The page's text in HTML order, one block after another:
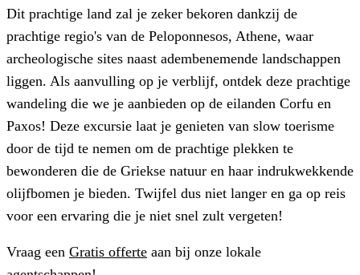
Dit prachtige land zal je zeker bekoren dankzij de
prachtige regio's van de Peloponnesos, Athene, waar
archeologische sites naast adembenemende landschappen
liggen. Als aanvulling op je verblijf, ontdek deze prachtige
wandeling die we je aanbieden op de eilanden Corfu en
Paxos! Deze excursie laat je genieten van slow toerisme
door de tijd te nemen om de prachtige plekken te
bewonderen die de Griekse natuur en haar indrukwekkende
olijfbomen je bieden. Twijfel dus niet langer en ga op reis
voor een ervaring die je niet snel zult vergeten!
Vraag een Gratis offerte aan bij onze lokale